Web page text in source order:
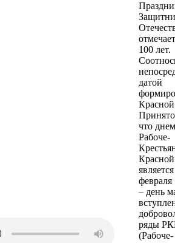
100 лет.
датой
Принято
что
Рабоче-
февраля
– день
ряды
(Рабоче-